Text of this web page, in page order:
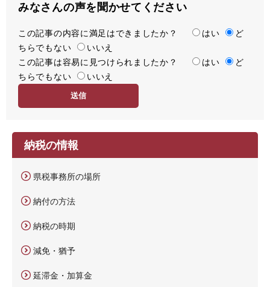
みなさんの声を聞かせてください
満
足
度
この記事の内容に満足はできましたか？ はい
ど
ちらでもない
いいえ
容
易
この記事は容易に見つけられましたか？ はい
ど
ちらでもない
いいえ
納税の情報
県税事務所の場所
納付の方法
納税の時期
減免・猶予
延滞金・加算金